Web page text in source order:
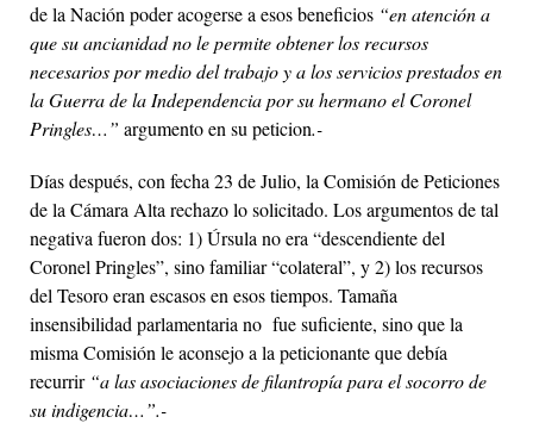
de la Nación poder acogerse a esos beneficios “en atención a
que su ancianidad no le permite obtener los recursos
necesarios por medio del trabajo y a los servicios prestados en
la Guerra de la Independencia por su hermano el Coronel
Pringles…” argumento en su peticion.-
Días después, con fecha 23 de Julio, la Comisión de Peticiones
de la Cámara Alta rechazo lo solicitado. Los argumentos de tal
negativa fueron dos: 1) Úrsula no era “descendiente del
Coronel Pringles”, sino familiar “colateral”, y 2) los recursos
del Tesoro eran escasos en esos tiempos. Tamaña
insensibilidad parlamentaria no fue suficiente, sino que la
misma Comisión le aconsejo a la peticionante que debía
recurrir “a las asociaciones de filantropía para el socorro de
su indigencia…”.-